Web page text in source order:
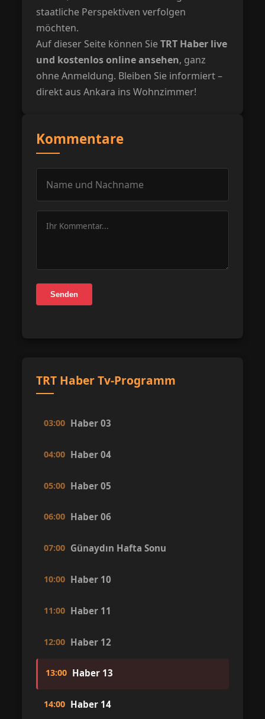
staatliche Perspektiven verfolgen
möchten.
Auf dieser Seite können SieTRT Haber live
und kostenlos online ansehen, ganz
ohne Anmeldung. Bleiben Sie informiert –
direkt aus Ankara ins Wohnzimmer!
Kommentare
Senden
TRT Haber Tv-Programm
03:00 Haber 03
04:00 Haber 04
05:00 Haber 05
06:00 Haber 06
07:00 Günaydın Hafta Sonu
10:00 Haber 10
11:00 Haber 11
12:00 Haber 12
13:00 Haber 13
14:00 Haber 14